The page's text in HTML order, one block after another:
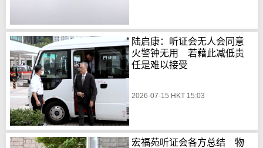
陆启康：听证会无人会同意
火警钟无用 若藉此减低责
任是难以接受
2026-07-15 HKT 15:03
宏福苑听证会各方总结 物